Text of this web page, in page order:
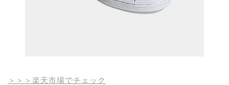
＞＞＞楽天市場でチェック